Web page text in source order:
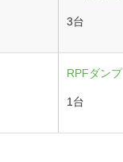
3台
RPFダンプ
1台